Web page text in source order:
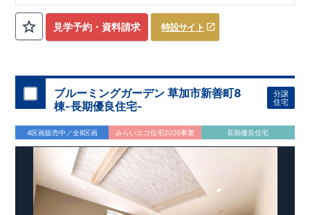
【全居室クローゼット完備】
お子様のお洋服の収納にも困らない
【床下収納】​【可動棚4段】​【大容量シューズクローゼット】
などの、あったらうれしい収納完備☆
[3], テラス ★
家族の団らんやガーデニング、ちょっとしたアウトドアにも活
用できます♪(4号棟)
[4],上部吹抜け
上部吹抜けによって光と風が通り、リビング全体が明るく快適
と“ 開放感”を感じられる空間。
◎
暮らしに寄り添う住環境
◎
～徒歩圏内～
教育環境
／コンビニ/ドラッグストア／
見学予約・資料請求 特設サイト
ブルーミングガーデン 草加市新善町8
棟-長期優良住宅-
分譲
住宅
4区画販売中／全8区画 みらいエコ住宅2026事業 長期優良住宅